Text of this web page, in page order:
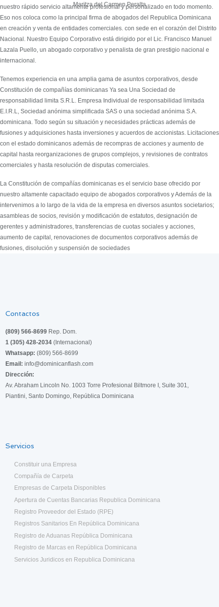
Maritza del Carmen Peralta
nuestro rápido servicio altamente profesional y personalizado en todo momento.
Eso nos coloca como la principal firma de abogados del Republica Dominicana
en creación y venta de entidades comerciales. con sede en el corazón del Distrito
Nacional. Nuestro Equipo Corporativo está dirigido por el Lic. Francisco Manuel
Lazala Puello, un abogado corporativo y penalista de gran prestigio nacional e
internacional.
Tenemos experiencia en una amplia gama de asuntos corporativos, desde
Constitución de compañías dominicanas Ya sea Una Sociedad de
responsabilidad limita S.R.L. Empresa Individual de responsabilidad limitada
E.I.R.L, Sociedad anónima simplificada SAS o una sociedad anónima S.A.
dominicana. Todo según su situación y necesidades prácticas además de
fusiones y adquisiciones hasta inversiones y acuerdos de accionistas. Licitaciones
con el estado dominicanos además de recompras de acciones y aumento de
capital hasta reorganizaciones de grupos complejos, y revisiones de contratos
comerciales y hasta resolución de disputas comerciales.
La Constitución de compañías dominicanas es el servicio base ofrecido por
nuestro altamente capacitado equipo de abogados corporativos y Además de la
intervenimos a lo largo de la vida de la empresa en diversos asuntos societarios;
asambleas de socios, revisión y modificación de estatutos, designación de
gerentes y administradores, transferencias de cuotas sociales y acciones,
aumento de capital, renovaciones de documentos corporativos además de
fusiones, disolución y suspensión de sociedades
Contactos
(809) 566-8699 Rep. Dom.
1 (305) 428-2034 (Internacional)
Whatsapp: (809) 566-8699
Email: info@dominicanflash.com
Dirección:
Av. Abraham Lincoln No. 1003 Torre Profesional Biltmore I, Suite 301,
Piantini, Santo Domingo, República Dominicana
Servicios
Constituir una Empresa
Compañía de Carpeta
Empresas de Carpeta Disponibles
Apertura de Cuentas Bancarias Republica Dominicana
Registro Proveedor del Estado (RPE)
Registros Sanitarios En República Dominicana
Registro de Aduanas República Dominicana
Registro de Marcas en República Dominicana
Servicios Juridicos en Republica Dominicana